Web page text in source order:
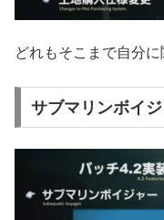
どれもそこまで自分に
サブマリンボイ